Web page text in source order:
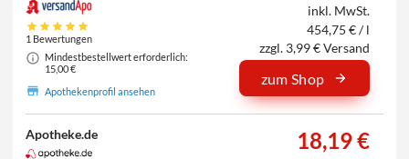
1 Bewertungen
Mindestbestellwert erforderlich:
15,00 €
Apothekenprofil ansehen
inkl. MwSt.
454,75 € / l
zzgl. 3,99 € Versand
zum Shop
Apotheke.de 18,19 €